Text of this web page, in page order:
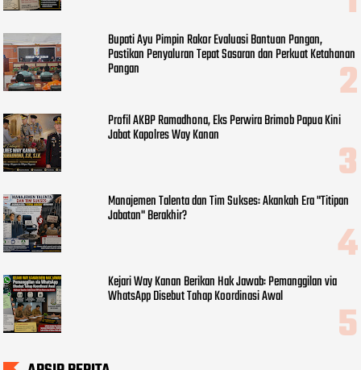
Bupati Ayu Pimpin Rakor Evaluasi Bantuan Pangan,
Pastikan Penyaluran Tepat Sasaran dan Perkuat Ketahanan
Pangan
Profil AKBP Ramadhona, Eks Perwira Brimob Papua Kini
Jabat Kapolres Way Kanan
Manajemen Talenta dan Tim Sukses: Akankah Era "Titipan
Jabatan" Berakhir?
Kejari Way Kanan Berikan Hak Jawab: Pemanggilan via
WhatsApp Disebut Tahap Koordinasi Awal